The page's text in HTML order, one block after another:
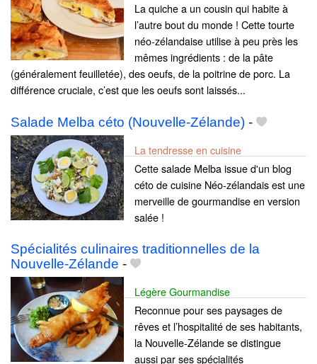
La quiche a un cousin qui habite à
l’autre bout du monde ! Cette tourte
néo-zélandaise utilise à peu près les
mêmes ingrédients : de la pâte
(généralement feuilletée), des oeufs, de la poitrine de porc. La
différence cruciale, c’est que les oeufs sont laissés...
Salade Melba céto (Nouvelle-Zélande) -
La tendresse en cuisine
Cette salade Melba issue d'un blog
céto de cuisine Néo-zélandais est une
merveille de gourmandise en version
salée !
Spécialités culinaires traditionnelles de la
Nouvelle-Zélande -
Légère Gourmandise
Reconnue pour ses paysages de
rêves et l’hospitalité de ses habitants,
la Nouvelle-Zélande se distingue
aussi par ses spécialités